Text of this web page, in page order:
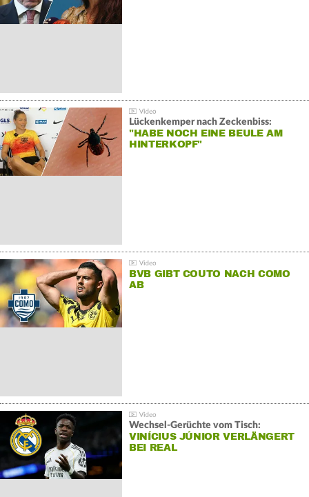
Lückenkemper nach Zeckenbiss:
"HABE NOCH EINE BEULE AM
HINTERKOPF"
BVB GIBT COUTO NACH COMO
AB
Wechsel-Gerüchte vom Tisch:
VINÍCIUS JÚNIOR VERLÄNGERT
BEI REAL